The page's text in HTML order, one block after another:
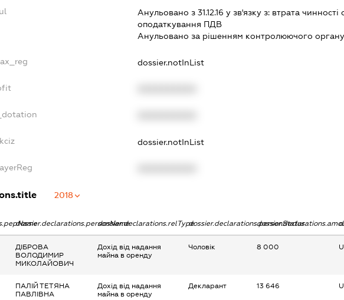
Анульовано з 31.12.16 у зв'язку з: втрата чинностi
оподаткування ПДВ
Анульовано за рiшенням контролюючого
dossier.notInList
dossier.notInList
2018
dossier.declarations.personNamedossier.declarations.relTypedossier.declarations.personStatus
ДІБРОВА
ВОЛОДИМИР
МИКОЛАЙОВИЧ
Дохід від надання
майна в оренду
Чоловік 8 000
ПАЛІЙ ТЕТЯНА
ПАВЛІВНА
Дохід від надання
майна в оренду
Декларант 13 646